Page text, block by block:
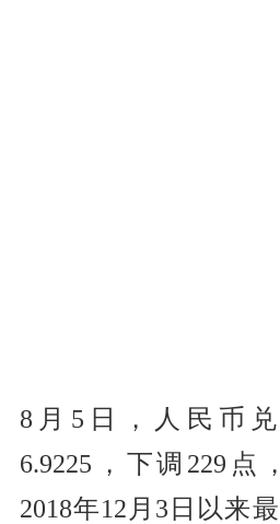
8月5日，人民币
6.9225，下调229点
2018年12月3日以来